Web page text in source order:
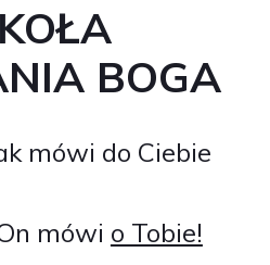
BOGA
mówi do Ciebie
mówi o Tobie!